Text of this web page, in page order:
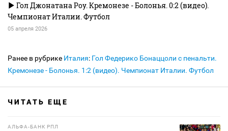
Гол Джонатана Роу. Кремонезе - Болонья. 0:2 (видео).
Чемпионат Италии. Футбол
05 апреля 2026
Ранее в рубрике Италия: Гол Федерико Бонаццоли с пенальти.
Кремонезе - Болонья. 1:2 (видео). Чемпионат Италии. Футбол
ЧИТАТЬ ЕЩЕ
АЛЬФА-БАНК РПЛ